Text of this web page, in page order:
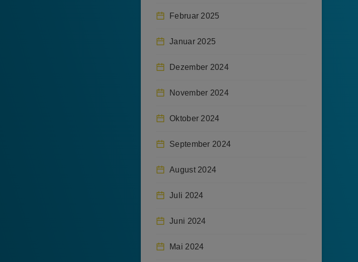
Februar 2025
Januar 2025
Dezember 2024
November 2024
Oktober 2024
September 2024
August 2024
Juli 2024
Juni 2024
Mai 2024